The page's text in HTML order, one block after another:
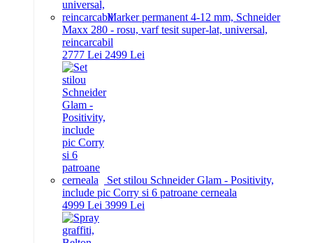
Marker permanent 4-12 mm, Schneider
Maxx 280 - rosu, varf tesit super-lat, universal,
reincarcabil
2777 Lei 2499 Lei
Set stilou Schneider Glam - Positivity,
include pic Corry si 6 patroane cerneala
4999 Lei 3999 Lei